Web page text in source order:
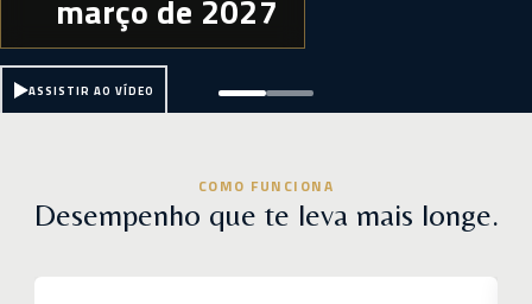
ASSISTIR AO VÍDEO
março de 2027
COMO FUNCIONA
Desempenho que te leva mais longe.